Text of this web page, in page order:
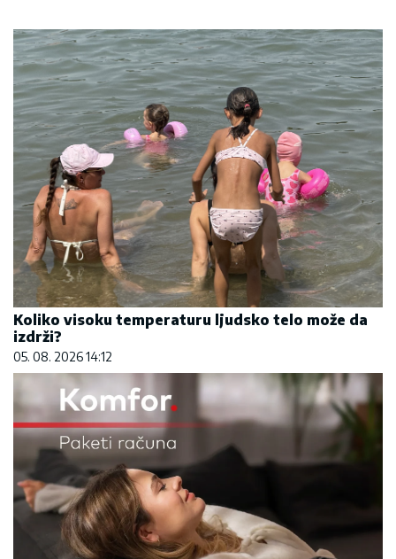
Koliko visoku temperaturu ljudsko telo može da
izdrži?
05. 08. 2026 14:12